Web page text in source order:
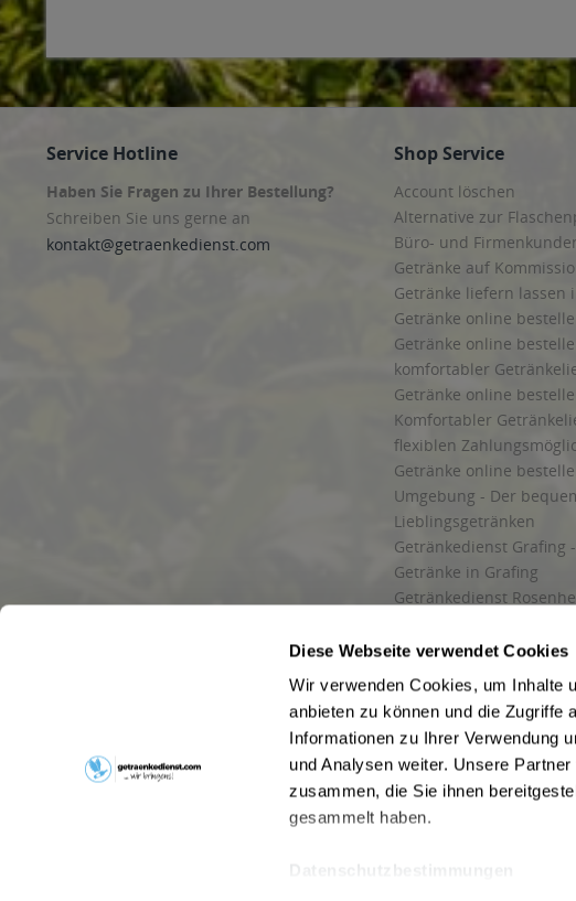
Diese Webseite verwendet Cookies
Wir verwenden Cookies, um Inhalte
anbieten zu können und die Zugriffe
Informationen zu Ihrer Verwendung
und Analysen weiter. Unsere
zusammen, die Sie ihnen
gesammelt haben.
Service Hotline
Haben Sie Fragen zu Ihrer Bestellung?
Schreiben Sie uns gerne an
kontakt@getraenkedienst.com
Shop Service
Account löschen
Alternative zur
Büro- und
Getränke auf
Getränke liefern lassen
Getränke online
Getränke online
komfortabler
Getränke online
Komfortabler
flexiblen
Getränke online
Umgebung - Der
Lieblingsgetränken
Getränkedienst Grafing
Getränke in Grafing
Getränkedienst
und Umgebung
Getränkelieferung in
Liefergebiet
Lieferservice für
Wir liefern Getränke
Kontakt
Newsletter